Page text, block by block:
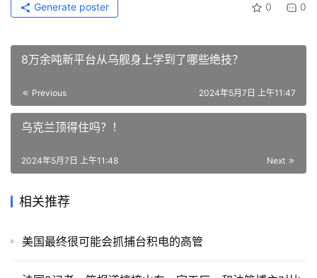
0 0
Generate poster
8万余吨新平台从乌舰身上学到了哪些绝技？
Previous 2024年5月7日 上午11:47
乌克兰顶得住吗？！
Next
2024年5月7日 上午11:48
相关推荐
美国最终很可能会抓捕台积电的高管